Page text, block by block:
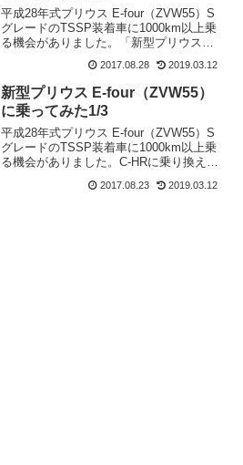
平成28年式プリウス E-four（ZVW55）S
グレードのTSSP装着車に1000km以上乗
る機会がありました。「新型プリウスに
乗ってみた」の第2弾になります。
2017.08.28 2019.03.12
新型プリウス E-four（ZVW55）
に乗ってみた1/3
平成28年式プリウス E-four（ZVW55）S
グレードのTSSP装着車に1000km以上乗
る機会がありました。C-HRに乗り換える
いたので新型プリウスについて思ったこ
2017.08.23 2019.03.12